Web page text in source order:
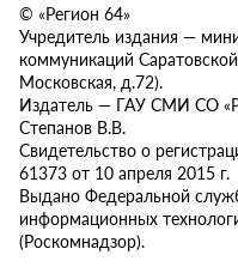
© «Регион 64»
Учредитель издания —
коммуникаций
Московская, д.72).
Издатель — ГАУ СМИ СО
Степанов В.В.
Свидетельство о
61373 от 10 апреля 2015 г.
Выдано Федеральной
информационных
(Роскомнадзор).